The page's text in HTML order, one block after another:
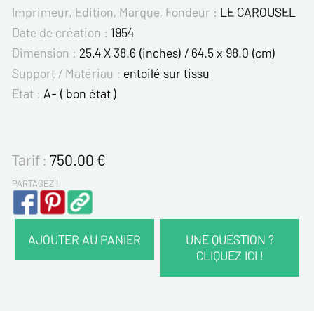
Imprimeur, Edition, Marque, Fondeur : LE CAROUSEL
Date de création : 1954
Dimension : 25.4 X 38.6 (inches) / 64.5 x 98.0 (cm)
Support / Matériau : entoilé sur tissu
Etat : A- ( bon état )
Tarif : 750.00€
PARTAGEZ !
AJOUTER AU PANIER
UNE QUESTION ?
CLIQUEZ ICI !